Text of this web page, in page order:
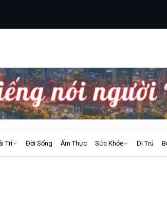
Trí Đời Sống Ẩm Thực Sức Khỏe Di Trú